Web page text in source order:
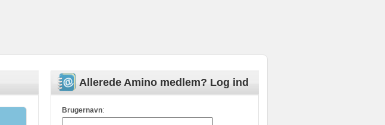
Allerede Amino medlem? Log ind
Brugernavn: